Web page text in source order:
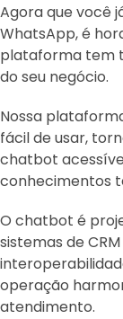
Agora que você
WhatsApp, é
plataforma tem
do seu negócio.
Nossa
fácil de usar,
chatbot
conhecimentos
O chatbot é
sistemas de
operação
atendimento.